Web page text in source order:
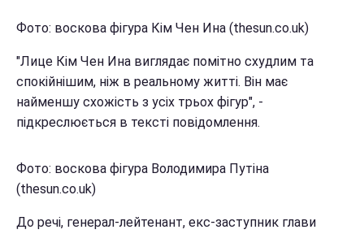
Фото: воскова фігура Кім Чен Ина (thesun.co.uk)
"Лице Кім Чен Ина виглядає помітно схудлим та
спокійнішим, ніж в реальному житті. Він має
найменшу схожість з усіх трьох фігур", -
підкреслюється в тексті повідомлення.
Фото: воскова фігура Володимира Путіна
(thesun.co.uk)
До речі, генерал-лейтенант, екс-заступник глави